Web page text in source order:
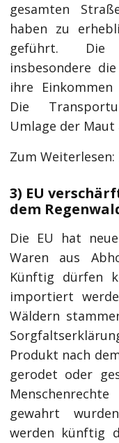
gesamten
haben zu
geführt. Die
insbesondere
ihre
Die
Umlage der
Zum Weiterlesen:
3) EU
dem
Die EU hat
Waren aus
Künftig dürfen
importiert
Wäldern
Produkt nach
gerodet oder
gewahrt
werden künftig